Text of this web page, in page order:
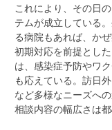
これにより、その日
テムが成立している
る病院もあれば、か
初期対応を前提とし
は、感染症予防やワ
も応えている。訪日
など多様なニーズへ
相談内容の幅広さは